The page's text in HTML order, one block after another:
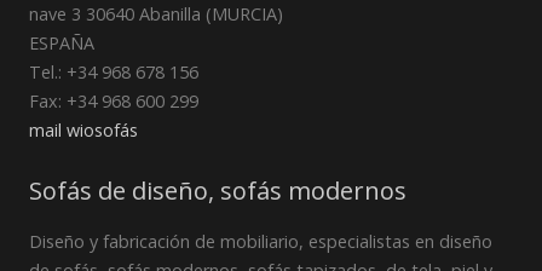
nave 3 30640 Abanilla (MURCIA)
ESPAÑA
Tel.: +34 968 678 156
Fax: +34 968 600 299
mail wiosofás
Sofás de diseño, sofás modernos
Diseño y fabricación de mobiliario, especialistas en diseño